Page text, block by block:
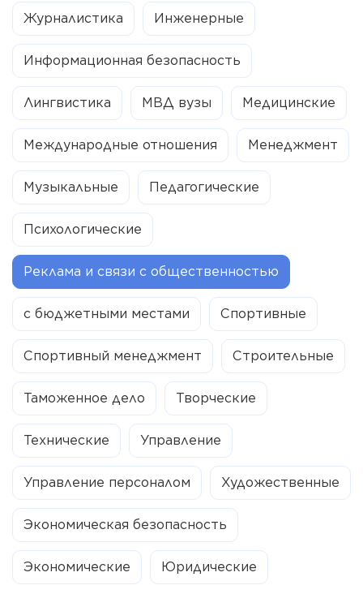
Журналистика Инженерные
Информационная безопасность
Лингвистика МВД вузы Медицинские
Международные отношения Менеджмент
Музыкальные Педагогические
Психологические
Реклама и связи с общественностью
с бюджетными местами Спортивные
Спортивный менеджмент Строительные
Таможенное дело Творческие
Технические Управление
Управление персоналом Художественные
Экономическая безопасность
Экономические Юридические